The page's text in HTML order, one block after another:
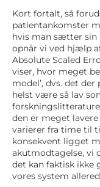
Kort fortalt, så
patientankomster
hvis man sætter sin
opnår vi ved hjælp
Absolute Scaled
viser, hvor meget
model’, dvs. det
helst være så lav
den er meget
varierer fra time til
konsekvent ligget
akutmodtagelse, vi
det kan faktisk ikke
vores system